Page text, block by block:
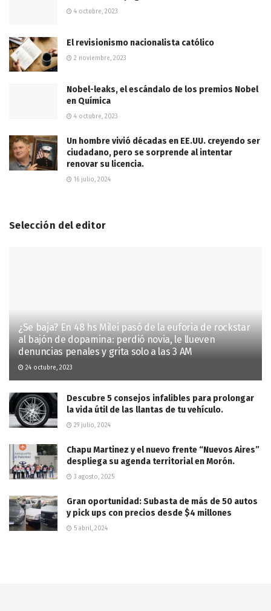
4 octubre, 2023
El revisionismo nacionalista católico
2 noviembre, 2023
Nobel-leaks, el escándalo de los premios Nobel
en Química
4 octubre, 2023
Un hombre vivió décadas en EE.UU. creyendo ser
ciudadano, pero se sorprende al intentar
renovar su licencia.
16 julio, 2024
Selección del editor
¿Se baja? En 48 hs Milei pasó de la euforia de rockstar
al bajón de dopamina: perdió novia, le llueven
denuncias penales y grita solo a las 3 AM
24 octubre, 2023
Descubre 5 consejos infalibles para prolongar
la vida útil de las llantas de tu vehículo.
29 julio, 2024
Chapu Martinez y el nuevo frente “Nuevos Aires”
despliega su agenda territorial en Morón.
3 agosto, 2025
Gran oportunidad: Subasta de más de 50 autos
y pick ups con precios desde $4 millones
5 abril, 2024